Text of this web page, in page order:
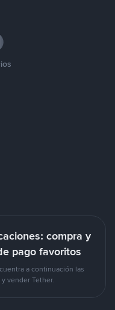
compra y
pago favoritos
a continuación las
vender Tether.